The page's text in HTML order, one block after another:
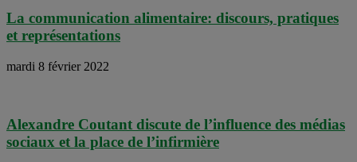
La communication alimentaire: discours, pratiques
et représentations
mardi 8 février 2022
Alexandre Coutant discute de l’influence des médias
sociaux et la place de l’infirmière